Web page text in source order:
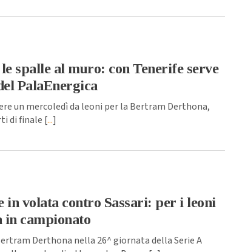
spalle al muro: con Tenerife serve
PalaEnergica
un mercoledì da leoni per la Bertram Derthona,
di finale [...]
in volata contro Sassari: per i leoni
campionato
Derthona nella 26^ giornata della Serie A